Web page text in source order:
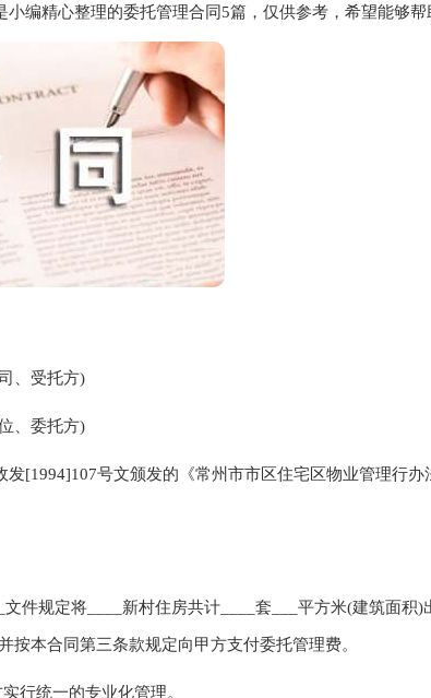
编精心整理的委托管理合同5篇，仅供参考，希望能够帮
、受托方)
、委托方)
号文颁发的《常州市市区住宅区物业管理行办
规定将____新村住房共计____套___平方米(建筑面积)
按本合同第三条款规定向甲方支付委托管理费。
统一的专业化管理。